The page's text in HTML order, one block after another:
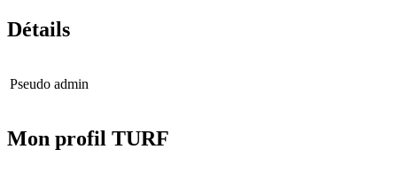
Détails
Pseudo admin
Mon profil TURF